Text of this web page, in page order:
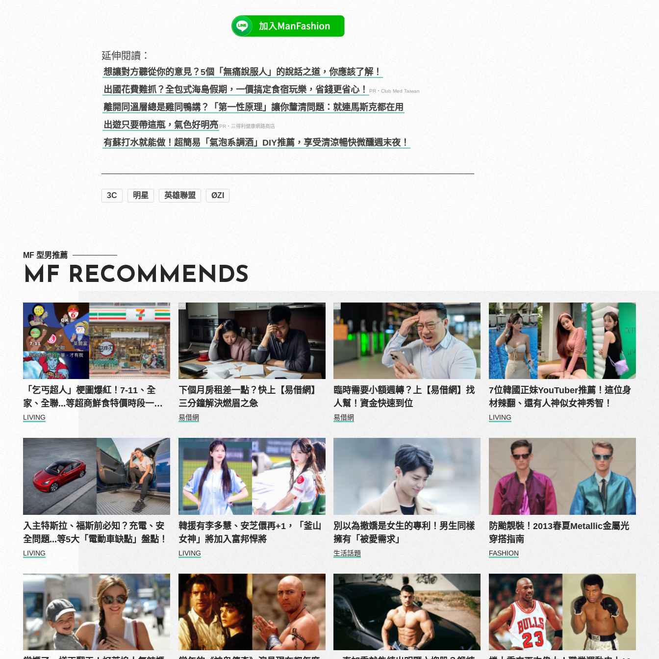
延伸閱讀：
想讓對方聽從你的意見？5個「無痛說服人」的說話之道，你應該了解！
出國花費難抓？全包式海島假期，一價搞定食宿玩樂，省錢更省心！
PR・Club Med Taiwan
離開同溫層總是雞同鴨講？「第一性原理」讓你釐清問題：就連馬斯克都在用
出遊只要帶這瓶，氣色好明亮 PR・三得利健康網路商店
有蘇打水就能做！超簡易「氣泡系調酒」DIY推薦，享受清涼暢快微醺週末夜！
3C 明星 英雄聯盟 ØZI
MF 型男推薦
MF RECOMMENDS
「乞丐超人」梗圖爆紅！7-11、全
家、全聯...等超商鮮食特價時段一次
看
LIVING
PR
下個月房租差一點？快上【易借網】
三分鐘解決燃眉之急
易借網
PR
臨時需要小額週轉？上【易借網】找
人幫！資金快速到位
易借網
7位韓國正妹YouTuber推薦！這位身
材辣翻、還有人神似女神秀智！
LIVING
入主特斯拉、福斯前必知？充電、安
全問題...等5大「電動車缺點」盤點！
LIVING
韓援有李多慧、安芝儇再+1，「釜山
女神」將加入富邦悍將
LIVING
別以為撤嬌是女生的專利！男生同樣
擁有「被愛需求」
生活話題
防颱靚裝！2013春夏Metallic金屬光
穿搭指南
FASHION